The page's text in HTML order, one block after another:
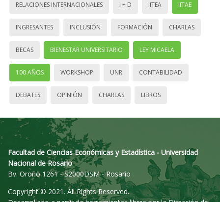
RELACIONES INTERNACIONALES I + D IITEA IITAE
INGRESANTES INCLUSIÓN FORMACIÓN CHARLAS
BECAS BIENESTAR UNIVERSITARIO LEY MICAELA
100 AÑOS WORKSHOP UNR CONTABILIDAD
DEBATES OPINIÓN CHARLAS LIBROS
Facultad de Ciencias Económicas y Estadística - Universidad
Nacional de Rosario
Bv. Oroño 1261 - S2000DSM - Rosario
Copyright © 2021. All Rights Reserved.